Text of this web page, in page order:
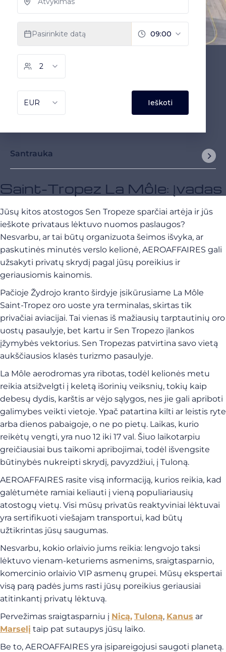
Santrauka
Saint-Tropez La Môle: Įvadas
Jūsų kitos atostogos Sen Tropeze sparčiai artėja ir jūs
ieškote privataus lėktuvo nuomos paslaugos?
Nesvarbu, ar tai būtų organizuota šeimos išvyka, ar
paskutinės minutės verslo kelionė, AEROAFFAIRES gali
užsakyti privatų skrydį pagal jūsų poreikius ir
geriausiomis kainomis.
Pačioje Žydrojo kranto širdyje įsikūrusiame La Môle
Saint-Tropez oro uoste yra terminalas, skirtas tik
privačiai aviacijai. Tai vienas iš mažiausių tarptautinių oro
uostų pasaulyje, bet kartu ir Sen Tropezo įlankos
įžymybės vektorius. Sen Tropezas patvirtina savo vietą
aukščiausios klasės turizmo pasaulyje.
La Môle aerodromas yra ribotas, todėl kelionės metu
reikia atsižvelgti į keletą išorinių veiksnių, tokių kaip
debesų dydis, karštis ar vėjo sąlygos, nes jie gali apriboti
galimybes veikti vietoje. Ypač patartina kilti ar leistis ryte
arba dienos pabaigoje, o ne po pietų. Laikas, kurio
reikėtų vengti, yra nuo 12 iki 17 val. Šiuo laikotarpiu
greičiausiai bus taikomi apribojimai, todėl išvengsite
būtinybės nukreipti skrydį, pavyzdžiui, į Tuloną.
AEROAFFAIRES rasite visą informaciją, kurios reikia, kad
galėtumėte ramiai keliauti į vieną populiariausių
atostogų vietų. Visi mūsų privatūs reaktyviniai lėktuvai
yra sertifikuoti viešajam transportui, kad būtų
užtikrintas jūsų saugumas.
Nesvarbu, kokio orlaivio jums reikia: lengvojo taksi
lėktuvo vienam-keturiems asmenims, sraigtasparnio,
komercinio orlaivio VIP asmenų grupei. Mūsų ekspertai
visą parą padės jums rasti jūsų poreikius geriausiai
atitinkantį privatų lėktuvą.
Pervežimas sraigtasparniu į Nicą, Tuloną, Kanus ar
Marselį taip pat sutaupys jūsų laiko.
Be to, AEROAFFAIRES yra įsipareigojusi saugoti planetą.